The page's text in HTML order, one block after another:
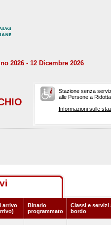
2026 - 12 Dicembre 2026
Stazione senza
alle Persone a
Informazioni sulle
arrivo
Binario
programmato
Classi e servizi
bordo